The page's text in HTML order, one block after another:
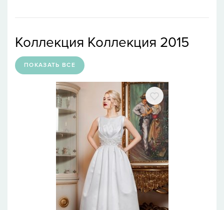
Коллекция Коллекция 2015
ПОКАЗАТЬ ВСЕ